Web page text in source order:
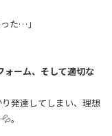
た…」
ォーム、そして適切な
発達してしまい、理想
。